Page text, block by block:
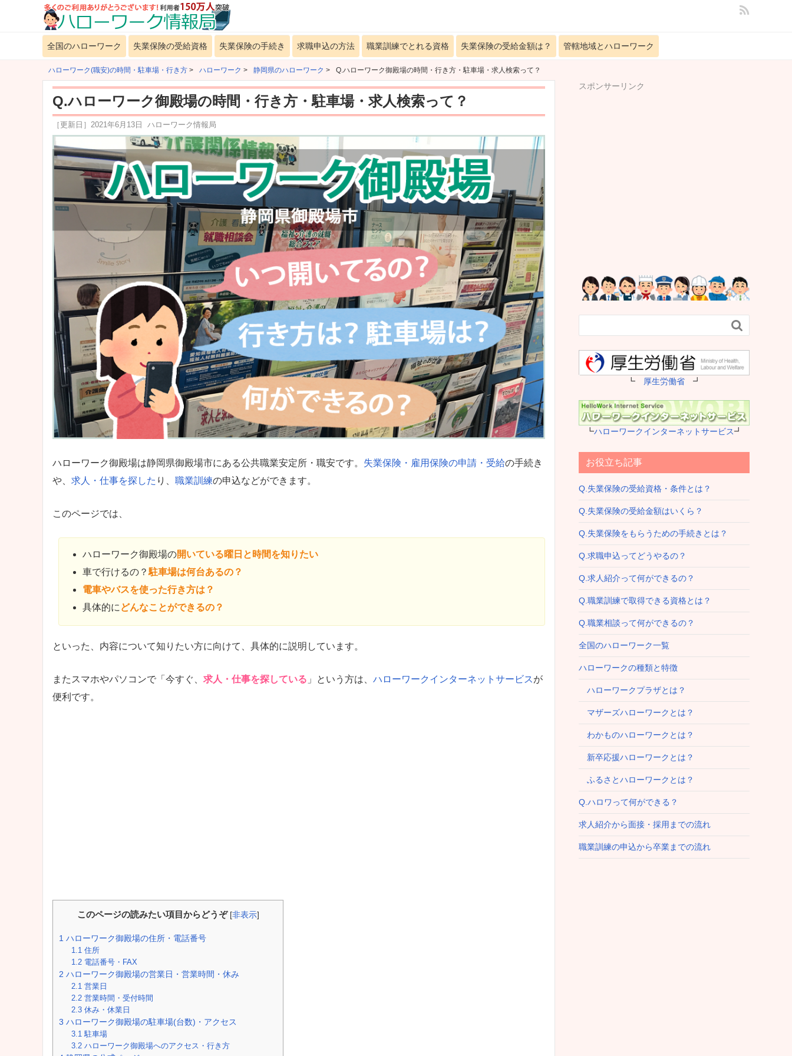
全国のハローワーク 失業保険の受給資格 失業保険の手続き 求職申込の方法 職業訓練でとれる資格 失業保険の受給金額は？ 管轄地域とハローワーク
ハローワーク(職安)の時間・駐車場・行き方 > ハローワーク > 静岡県のハローワーク > Q.ハローワーク御殿場の時間・行き方・駐車場・求人検索って？
Q.ハローワーク御殿場の時間・行き方・駐車場・求人検索って？
［更新日］ 2021年6月13日 ハローワーク情報局
ハローワーク御殿場は静岡県御殿場市にある公共職業安定所・職安です。 失業保険・雇用保険の申請・受給の手続き
や、 求人・仕事を探した り、 職業訓練の申込などができます。
このページでは、
ハローワーク御殿場の開いている曜日と時間を知りたい
車で行けるの？ 駐車場は何台あるの？
電車やバスを使った行き方は？
具体的に どんなことができるの？
といった、内容について知りたい方に向けて、具体的に説明しています。
またスマホやパソコンで「今すぐ、 求人・仕事を探している 」という方は、 ハローワークインターネットサービスが
便利です。
このページの読みたい項目からどうぞ [非表示]
1 ハローワーク御殿場の住所・電話番号
1.1 住所
1.2 電話番号・FAX
2 ハローワーク御殿場の営業日・営業時間・休み
2.1 営業日
2.2 営業時間・受付時間
2.3 休み・休業日
3 ハローワーク御殿場の駐車場(台数)・アクセス
3.1 駐車場
3.2 ハローワーク御殿場へのアクセス・行き方
スポンサーリンク

┗ 厚生労働省 ┛
┗ハローワークインターネットサービス┛
お役立ち記事
Q.失業保険の受給資格・条件とは？
Q.失業保険の受給金額はいくら？
Q.失業保険をもらうための手続きとは？
Q.求職申込ってどうやるの？
Q.求人紹介って何ができるの？
Q.職業訓練で取得できる資格とは？
Q.職業相談って何ができるの？
全国のハローワーク一覧
ハローワークの種類と特徴
ハローワークプラザとは？
マザーズハローワークとは？
わかものハローワークとは？
新卒応援ハローワークとは？
ふるさとハローワークとは？
Q.ハロワって何ができる？
求人紹介から面接・採用までの流れ
職業訓練の申込から卒業までの流れ